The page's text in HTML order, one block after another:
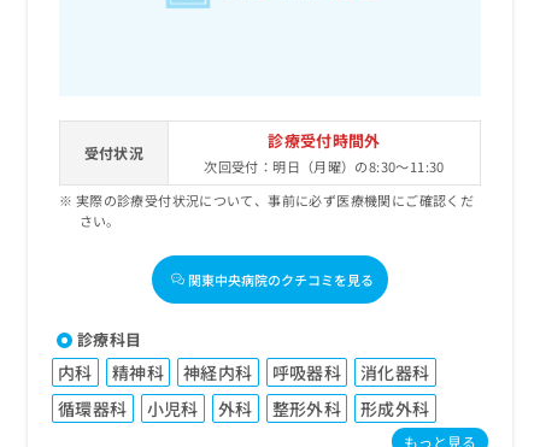
受付状況
診療受付時間外
次回受付：明日（月曜）の8:30～11:30
実際の診療受付状況について、事前に必ず医療機関にご確認くだ
さい。
関東中央病院のクチコミを見る
診療科目
内科 精神科 神経内科 呼吸器科
消化器科
循環器科
小児科 外科 整形外科 形成外科
もっと見る